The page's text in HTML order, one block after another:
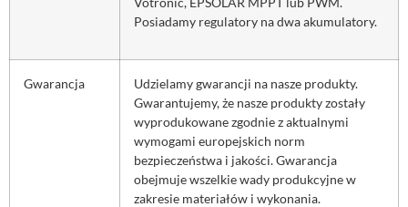
Posiadamy regulatory na dwa akumulatory.
Gwarancja
Udzielamy gwarancji na nasze produkty.
Gwarantujemy, że nasze produkty zostały
wyprodukowane zgodnie z aktualnymi
wymogami europejskich norm
bezpieczeństwa i jakości. Gwarancja
obejmuje wszelkie wady produkcyjne w
zakresie materiałów i wykonania.